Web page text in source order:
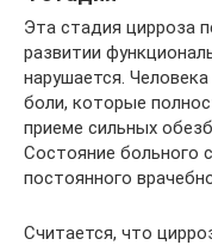
Эта стадия цирроза
развитии
нарушается.
боли, которые
приеме сильных
Состояние больного
постоянного
Считается, что